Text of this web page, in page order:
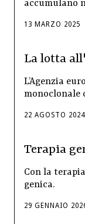
accumulano
13 MARZO 2025
La lotta
L’Agenzia
monoclonale
22 AGOSTO 2024
Terapia
Con la
genica.
29 GENNAIO